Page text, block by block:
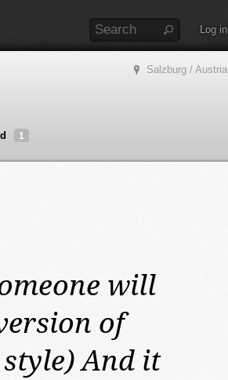
Log in
Salzburg / Austria
1
will
of
And it